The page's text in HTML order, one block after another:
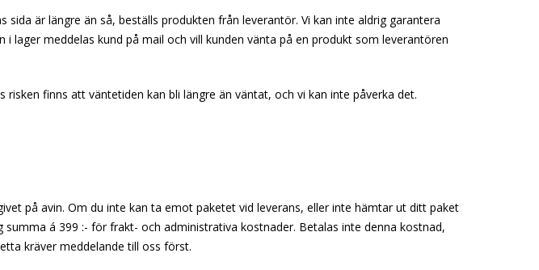
är längre än så, beställs produkten från leverantör. Vi kan inte aldrig garantera
lager meddelas kund på mail och vill kunden vänta på en produkt som leverantören
finns att väntetiden kan bli längre än väntat, och vi kan inte påverka det.
på avin. Om du inte kan ta emot paketet vid leverans, eller inte hämtar ut ditt paket
á 399 :- för frakt- och administrativa kostnader. Betalas inte denna kostnad,
kräver meddelande till oss först.